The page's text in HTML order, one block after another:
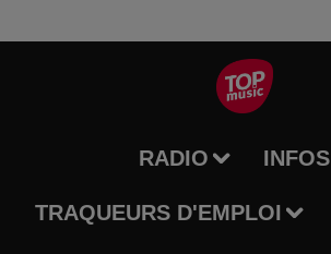
RADIO INFOS
TRAQUEURS D'EMPLOI